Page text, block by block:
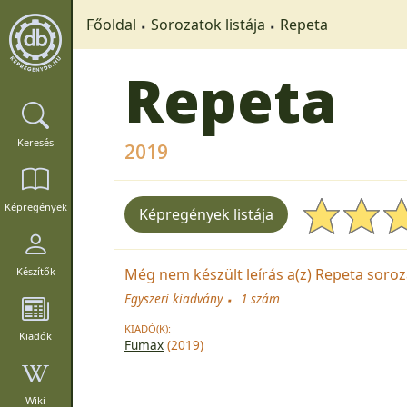
Keresés
Képregények
Készítők
Kiadók
Wiki
Főoldal Sorozatok listája Repeta
Repeta
2019
Képregények listája
Még nem készült leírás a(z) Repeta
Egyszeri kiadvány 1 szám
KIADÓ(K):
Fumax (2019)